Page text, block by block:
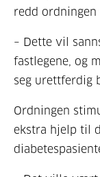
redd
– Dette vil
fastlegene, og
seg urettferdig
Ordningen
ekstra hjelp til